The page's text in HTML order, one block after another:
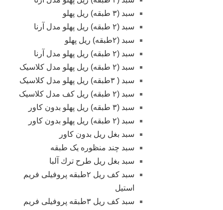
سبد (۳ طبقه) ریل پهلو
سبد (۲ طبقه) ریل پهلو مدل آرنا
سبد (۲طبقه) ریل پهلو
سبد (۲ طبقه) ریل پهلو مدل آرنا
سبد (۲ طبقه) ریل پهلو مدل کلاسیک
سبد ( ۳طبقه) ریل پهلو مدل کلاسیک
سبد (۲ طبقه) ریل کف مدل کلاسیک
سبد (۳ طبقه) ریل پهلو بدون کاور
سبد (۲ طبقه) ریل پهلو بدون کاور
سبد بغل ریل بدون کاور
سبد چند منظوره یک طبقه
سبد بغل ریل طرح ترك آلبا
سبد کف ریل ۲طبقه پروفیلی فریم
استیل
سبد کف ریل ۳طبقه پروفیلی فریم